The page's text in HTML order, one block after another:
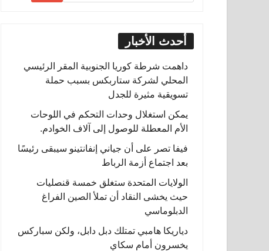
أحدث الأخبار
داهمت شرطة كوريا الجنوبية المقر الرئيسي
المحلي لشركة ستاربكس بسبب حملة
تسويقية مثيرة للجدل
يمكن استغلال وحدات التحكم في اللوحات
الأم المعطلة للوصول إلى آلاف الخوادم.
فيفا تصر على أن جياني إنفانتينو سيبقى رئيسًا
بعد اجتماع أزمة الرباط
الولايات المتحدة ستغلق خمسة قنصليات
حيث يخشى النقاد أن تملأ الصين الفراغ
الدبلوماسي
دياريكا هامبي تمتلك دبل دابل، ولكن سباركس
يخسرون أمام سكاي